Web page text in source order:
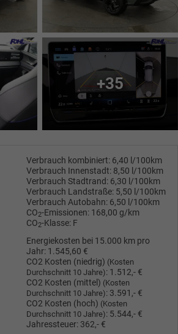
+35
Verbrauch kombiniert: 6,40 l/100km
Verbrauch Innenstadt: 8,50 l/100km
Verbrauch Stadtrand: 6,30 l/100km
Verbrauch Landstraße: 5,50 l/100km
Verbrauch Autobahn: 6,50 l/100km
CO2-Emissionen: 168,00 g/km
CO2-Klasse: F
Energiekosten bei 15.000 km pro
Jahr: 1.545,60 €
CO2 Kosten (niedrig) (Kosten
Durchschnitt 10 Jahre): 1.512,- €
CO2 Kosten (mittel) (Kosten
Durchschnitt 10 Jahre): 3.591,- €
CO2 Kosten (hoch) (Kosten
Durchschnitt 10 Jahre): 5.544,- €
Jahressteuer: 362,- €